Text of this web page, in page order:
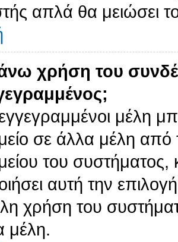
απλά θα μειώσει
χρήση του
μέλη
σε άλλα μέλη
του συστήματος,
αυτή την
χρήση του
μέλη.